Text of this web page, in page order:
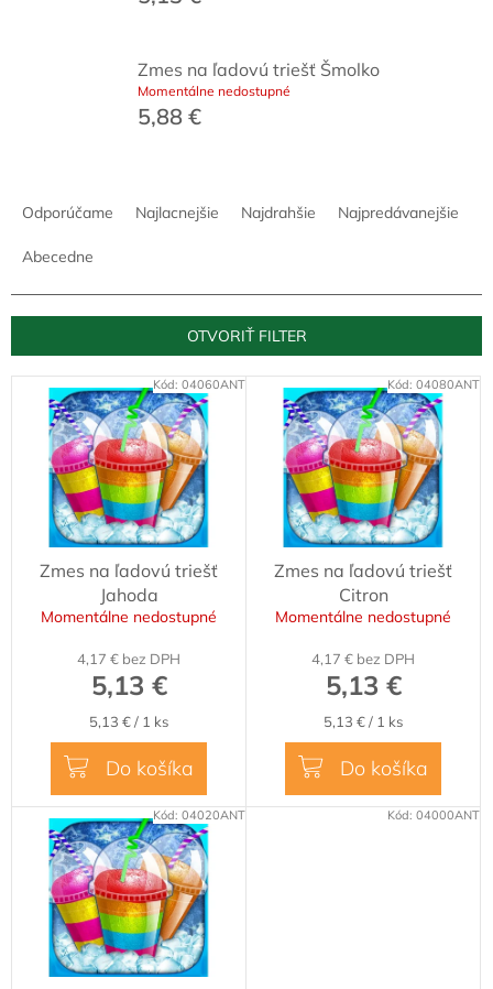
Zmes na ľadovú triešť Šmolko
Momentálne nedostupné
5,88 €
p
r
Odporúčame Najlacnejšie Najdrahšie Najpredávanejšie
Abecedne
OTVORIŤ FILTER
Zmes na ľadovú triešť
Jahoda
Momentálne nedostupné
4,17 € bez DPH
5,13 €
Jednotková
cena:
5,13 € / 1 ks
Do košíka
Kód: 04060ANT
Zmes na ľadovú triešť
Citron
Momentálne nedostupné
4,17 € bez DPH
5,13 €
Jednotková
cena:
5,13 € / 1 ks
Do košíka
Kód: 04080ANT
Kód: 04020ANT Kód: 04000ANT